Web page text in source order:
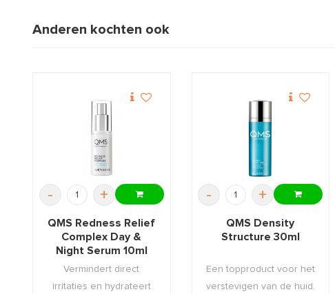
Anderen kochten ook
- +
QMS Redness Relief
Complex Day &
Night Serum 10ml
Vermindert direct
irritaties en hydrateert
- +
QMS Density
Structure 30ml
Een topproduct voor het
verstevigen van de huid.